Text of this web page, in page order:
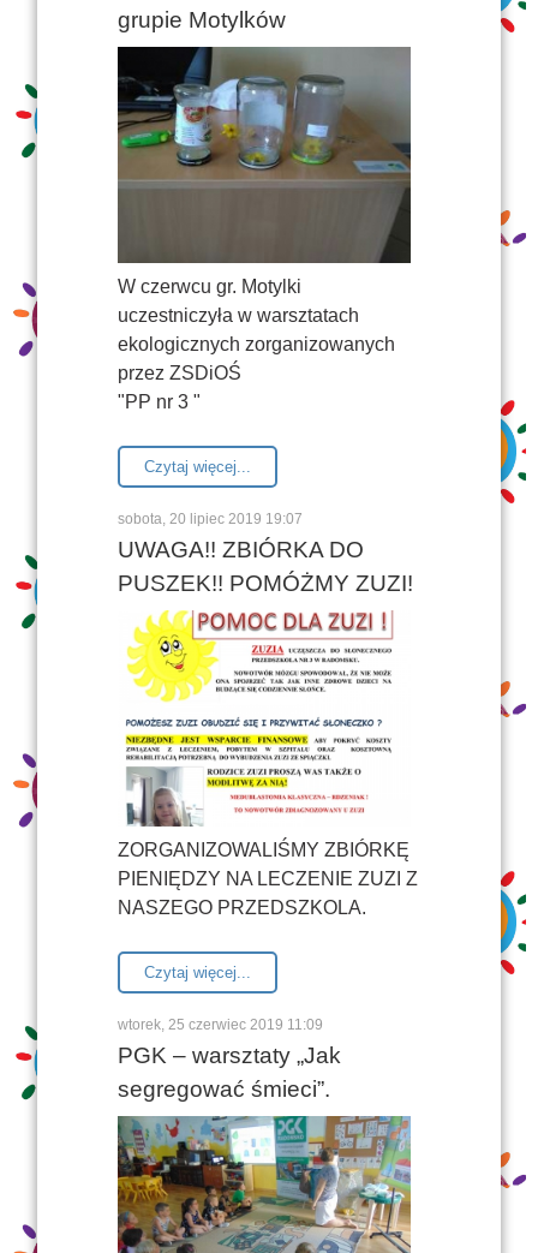
grupie Motylków
W czerwcu gr. Motylki
uczestniczyła w warsztatach
ekologicznych zorganizowanych
przez ZSDiOŚ
"PP nr 3 "
Czytaj więcej...
sobota, 20 lipiec 2019 19:07
UWAGA!! ZBIÓRKA DO
PUSZEK!! POMÓŻMY ZUZI!
ZORGANIZOWALIŚMY ZBIÓRKĘ
PIENIĘDZY NA LECZENIE ZUZI Z
NASZEGO PRZEDSZKOLA.
Czytaj więcej...
wtorek, 25 czerwiec 2019 11:09
PGK – warsztaty „Jak
segregować śmieci”.